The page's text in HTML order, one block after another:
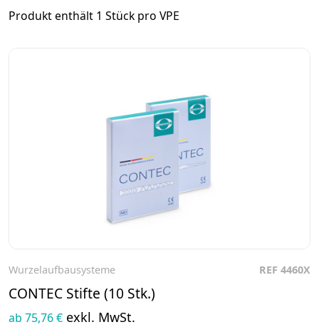
Produkt enthält 1 Stück pro VPE
Wurzelaufbausysteme REF 4460X
CONTEC Stifte (10 Stk.)
ab 75,76 € exkl. MwSt.